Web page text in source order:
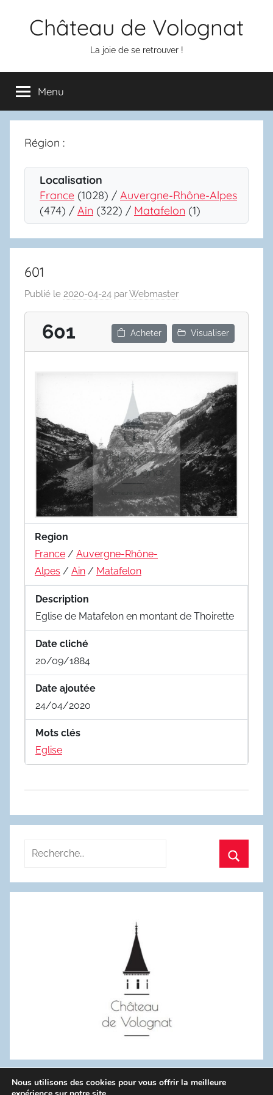
Château de Volognat
La joie de se retrouver !
Menu
Région :
Localisation
France (1028) / Auvergne-Rhône-Alpes
(474) / Ain (322) / Matafelon (1)
601
Publié le 2020-04-24 parWebmaster
601 Acheter Visualiser
Region
France / Auvergne-Rhône-
Alpes / Ain / Matafelon
Description
Eglise de Matafelon en montant de Thoirette
Date cliché
20/09/1884
Date ajoutée
24/04/2020
Mots clés
Eglise
Recherche
:
WordPress Theme: Donovan by ThemeZee.
Nous utilisons des cookies pour vous offrir la meilleure